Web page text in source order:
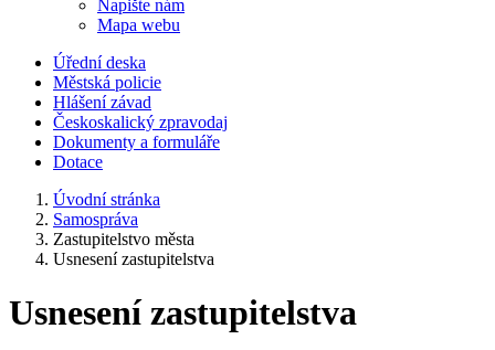
Napište nám
Mapa webu
Úřední deska
Městská policie
Hlášení závad
Českoskalický zpravodaj
Dokumenty a formuláře
Dotace
Úvodní stránka
Samospráva
Zastupitelstvo města
Usnesení zastupitelstva
Usnesení zastupitelstva